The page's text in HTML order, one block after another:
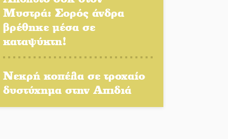
Πολιτισμός και παράδοση
δίνουν ραντεβού στην
Η Σοχά ετοιμάζεται για ένα
δυναμικό καλοκαιρινό party
Μυστρά: Σορός άνδρα
βρέθηκε μέσα σε
καταψύκτη!
Νεκρή κοπέλα σε τροχαίο
δυστύχημα στην Απιδιά